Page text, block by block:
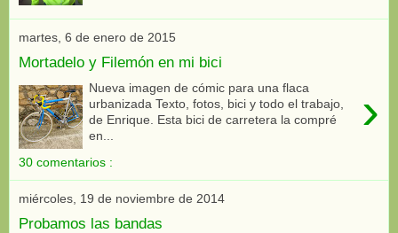
martes, 6 de enero de 2015
Mortadelo y Filemón en mi bici
›
Nueva imagen de cómic para una flaca
urbanizada Texto, fotos, bici y todo el trabajo,
de Enrique. Esta bici de carretera la compré
en...
30 comentarios :
miércoles, 19 de noviembre de 2014
Probamos las bandas